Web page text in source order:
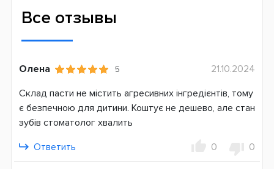
Количество фтора
75
Состав пасты
С фтором
С ксилитом
С гидроксиапатитом
Все отзывы
Олена 5
21.10.2024
Склад пасти не містить агресивних інгредієнтів, тому
є безпечною для дитини. Коштує не дешево, але стан
зубів стоматолог хвалить
Ответить
0 0